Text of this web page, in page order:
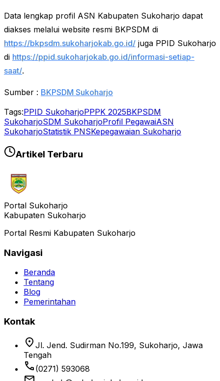
Data lengkap profil ASN Kabupaten Sukoharjo dapat
diakses melalui website resmi BKPSDM di
https://bkpsdm.sukoharjokab.go.id/ juga PPID Sukoharjo
di https://ppid.sukoharjokab.go.id/informasi-setiap-
saat/.
Sumber : BKPSDM Sukoharjo
Tags:PPID SukoharjoPPPK 2025BKPSDM
SukoharjoSDM SukoharjoProfil PegawaiASN
SukoharjoStatistik PNSKepegawaian Sukoharjo
Artikel Terbaru
Portal Sukoharjo
Kabupaten Sukoharjo
Portal Resmi Kabupaten Sukoharjo
Navigasi
Beranda
Tentang
Blog
Pemerintahan
Kontak
location_on Jl. Jend. Sudirman No.199, Sukoharjo, Jawa
Tengah
phone (0271) 593068